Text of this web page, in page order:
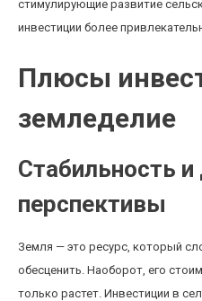
стимулирующие развитие
инвестиции более
Плюсы
земледелие
Стабильность
перспективы
Земля — это ресурс, который
обесценить. Наоборот, его
только растет. Инвестиции в